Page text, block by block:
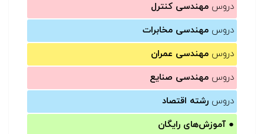
دروس مهندسی کنترل
دروس مهندسی مخابرات
دروس مهندسی عمران
دروس مهندسی صنایع
دروس رشته اقتصاد
● آموزش‌های رایگان